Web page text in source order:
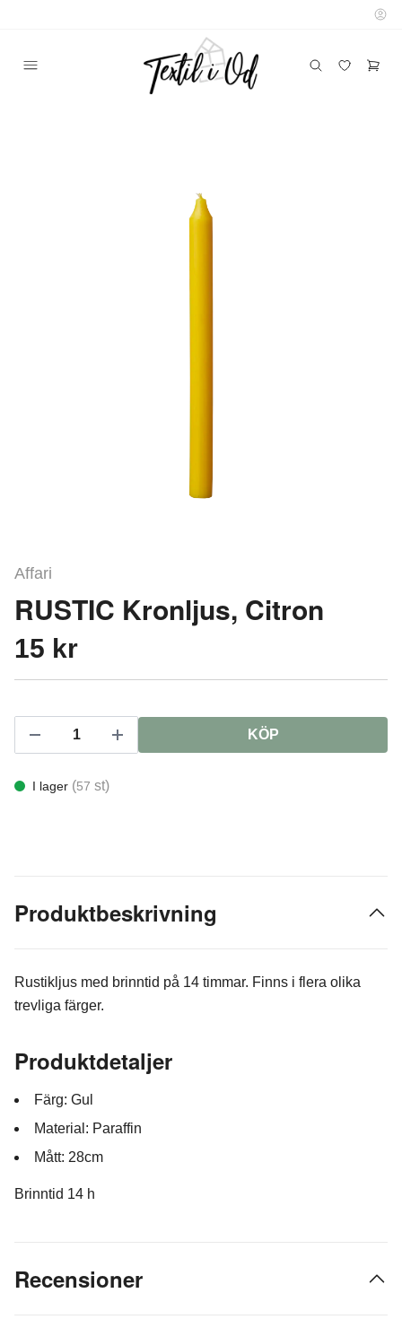
Affari
RUSTIC Kronljus, Citron
15 kr
KÖP
I lager (57 st)
Produktbeskrivning
Rustikljus med brinntid på 14 timmar. Finns i flera olika
trevliga färger.
Produktdetaljer
Färg: Gul
Material: Paraffin
Mått: 28cm
Brinntid 14 h
Recensioner